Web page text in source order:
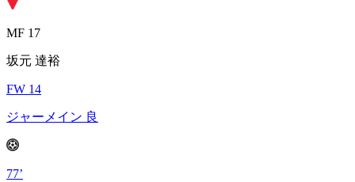
MF 17
坂元 達裕
FW 14
ジャーメイン 良
77’